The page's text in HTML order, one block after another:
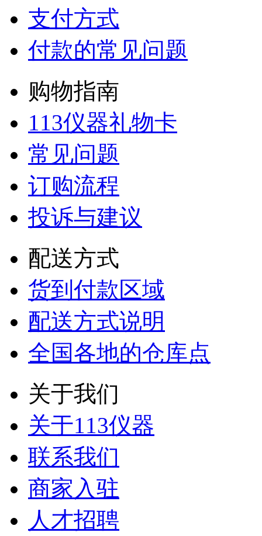
支付方式
付款的常见问题
购物指南
113仪器礼物卡
常见问题
订购流程
投诉与建议
配送方式
货到付款区域
配送方式说明
全国各地的仓库点
关于我们
关于113仪器
联系我们
商家入驻
人才招聘